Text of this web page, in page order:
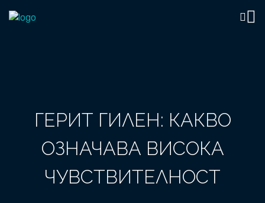
ГЕРИТ ГИЛЕН: КАКВО
ОЗНАЧАВА ВИСОКА
ЧУВСТВИТЕЛНОСТ